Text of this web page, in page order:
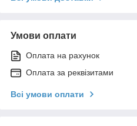
Умови оплати
Оплата на рахунок
Оплата за реквізитами
Всі умови оплати